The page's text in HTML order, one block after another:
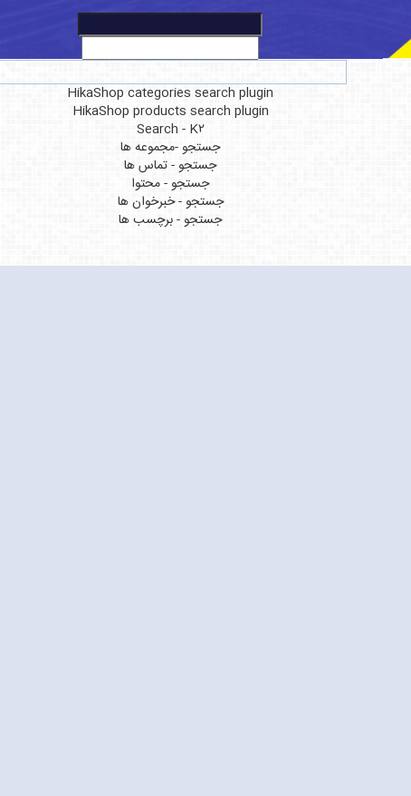
HikaShop categories search plugin
HikaShop products search plugin
Search - K2
جستجو -مجموعه ها
جستجو - تماس ها
جستجو - محتوا
جستجو - خبرخوان ها
جستجو - برچسب ها